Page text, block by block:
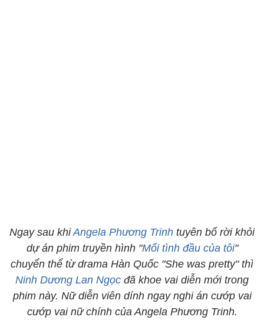
Ngay sau khiAngela Phương Trinh tuyên bố rời khỏi
dự án phim truyền hình "Mối tình đầu của tôi"
chuyển thể từ drama Hàn Quốc "She was pretty" thì
Ninh Dương Lan Ngọc đã khoe vai diễn mới trong
phim này. Nữ diễn viên dính ngay nghi án cướp vai
cướp vai nữ chính của Angela Phương Trinh.